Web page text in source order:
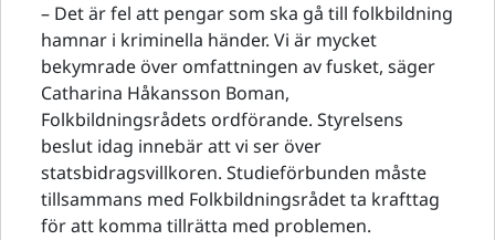
– Det är fel att pengar som ska gå till folkbildning
hamnar i kriminella händer. Vi är mycket
bekymrade över omfattningen av fusket, säger
Catharina Håkansson Boman,
Folkbildningsrådets ordförande. Styrelsens
beslut idag innebär att vi ser över
statsbidragsvillkoren. Studieförbunden måste
tillsammans med Folkbildningsrådet ta krafttag
för att komma tillrätta med problemen.